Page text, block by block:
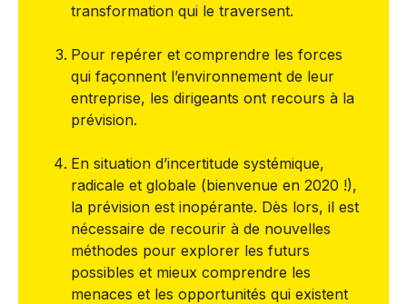
transformation qui le traversent.
Pour repérer et comprendre les forces
qui façonnent l’environnement de leur
entreprise, les dirigeants ont recours à la
prévision.
En situation d’incertitude systémique,
radicale et globale (bienvenue en 2020 !),
la prévision est inopérante. Dès lors, il est
nécessaire de recourir à de nouvelles
méthodes pour explorer les futurs
possibles et mieux comprendre les
menaces et les opportunités qui existent